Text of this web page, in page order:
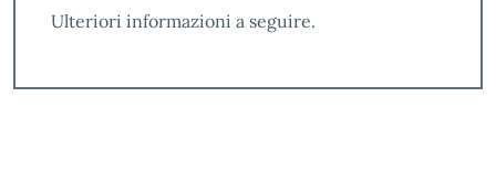
Ulteriori informazioni a seguire.